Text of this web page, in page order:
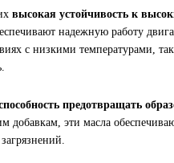
высокая устойчивость к
надежную работу
с низкими температурами,
предотвращать
эти масла